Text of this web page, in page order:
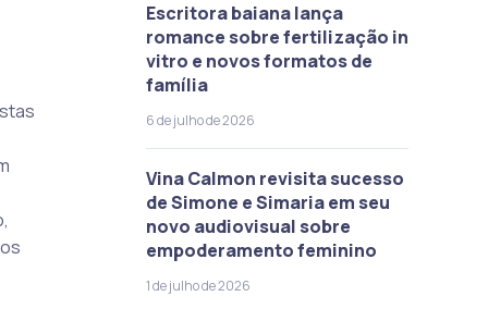
Escritora baiana lança
romance sobre fertilização in
vitro e novos formatos de
família
6 de julho de 2026
Vina Calmon revisita sucesso
de Simone e Simaria em seu
novo audiovisual sobre
empoderamento feminino
1 de julho de 2026